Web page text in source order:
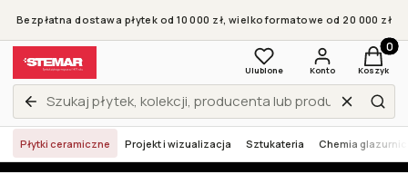
Bezpłatna dostawa płytek od 10 000 zł, wielkoformatowe od 20 000 zł
Zamknij wyszukiwarkę
Wyczyść
Ulubione Konto Koszyk
Płytki ceramiczne Projekt i wizualizacja Sztukateria Chemia